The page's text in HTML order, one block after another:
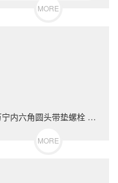
MORE
万宁内六角圆头带垫螺栓 不锈钢（304/316）碳钢 合金钢
MORE